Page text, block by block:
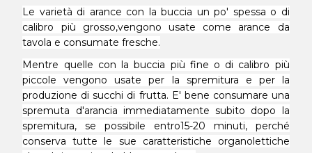
Le varietà di arance con la buccia un po' spessa o di
calibro più grosso,vengono usate come arance da
tavola e consumate fresche.
Mentre quelle con la buccia più fine o di calibro più
piccole vengono usate per la spremitura e per la
produzione di succhi di frutta. E' bene consumare una
spremuta d'arancia immediatamente subito dopo la
spremitura, se possibile entro15-20 minuti, perché
conserva tutte le sue caratteristiche organolettiche